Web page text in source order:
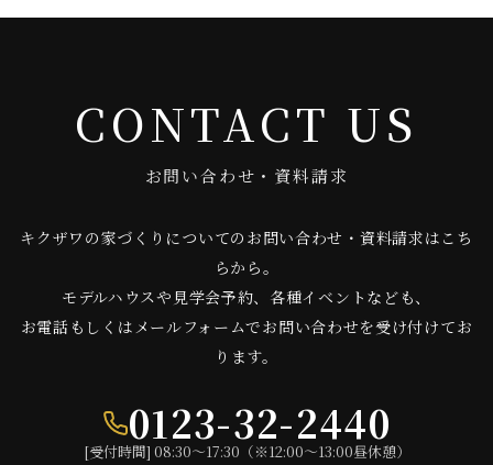
CONTACT US
お問い合わせ・資料請求
キクザワの家づくりについてのお問い合わせ・資料請求はこち
らから。
モデルハウスや見学会予約、各種イベントなども、
お電話もしくはメールフォームでお問い合わせを受け付けてお
ります。
0123-32-2440
[受付時間] 08:30〜17:30（※12:00〜13:00昼休憩）